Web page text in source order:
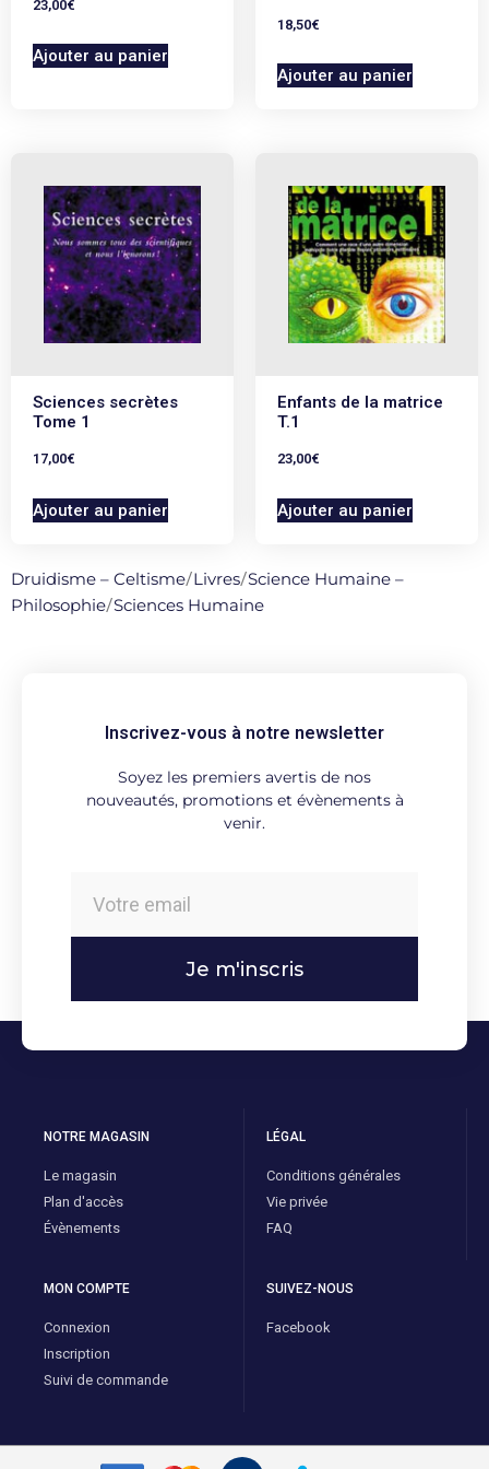
23,00€
Ajouter au panier
18,50€
Ajouter au panier
Sciences secrètes
Tome 1
17,00€
Ajouter au panier
Enfants de la matrice
T.1
23,00€
Ajouter au panier
Druidisme – Celtisme/Livres/Science Humaine –
Philosophie/Sciences Humaine
Inscrivez-vous à notre newsletter
Soyez les premiers avertis de nos
nouveautés, promotions et évènements à
venir.
Je m'inscris
NOTRE MAGASIN
Le magasin
Plan d'accès
Évènements
LÉGAL
Conditions générales
Vie privée
FAQ
MON COMPTE
Connexion
Inscription
Suivi de commande
SUIVEZ-NOUS
Facebook